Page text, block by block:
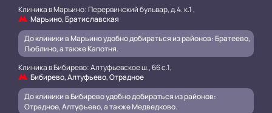
Клиника в Марьино: Перервинский бульвар, д.4. к.1 ,
Марьино, Братиславская
До клиники в Марьино удобно добираться из районов: Братеево,
Люблино, а также Капотня.
Клиника в Бибирево: Алтуфьевское ш., 66 с.1,
Бибирево, Алтуфьево, Отрадное
До клиники в Бибирево удобно добираться из районов:
Отрадное, Алтуфьево, а также Медведково.